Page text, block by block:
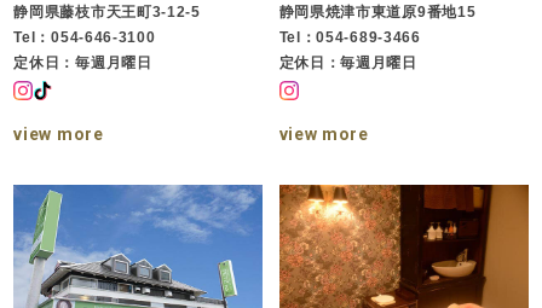
静岡県藤枝市天王町3-12-5
Tel：054-646-3100
定休日：毎週月曜日
view more
静岡県焼津市東道原9番地15
Tel：054-689-3466
定休日：毎週月曜日
view more